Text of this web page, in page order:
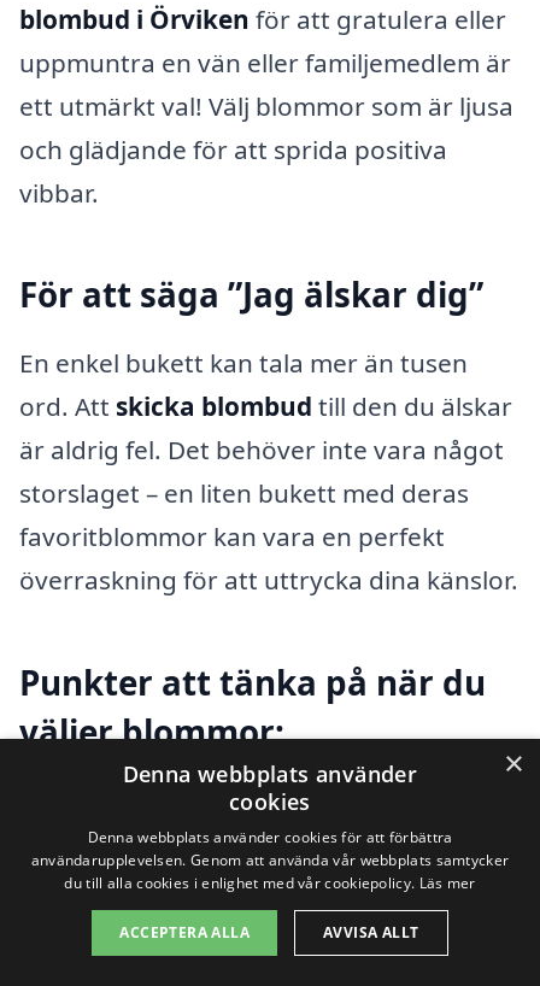
blombud i Örviken för att gratulera eller
uppmuntra en vän eller familjemedlem är
ett utmärkt val! Välj blommor som är ljusa
och glädjande för att sprida positiva
vibbar.
För att säga ”Jag älskar dig”
En enkel bukett kan tala mer än tusen
ord. Att skicka blombud till den du älskar
är aldrig fel. Det behöver inte vara något
storslaget – en liten bukett med deras
favoritblommor kan vara en perfekt
överraskning för att uttrycka dina känslor.
Punkter att tänka på när du
väljer blommor:
Välj blommor efter tillfälle – vissa
blommor passar bättre för vissa
händelser.
Ta hänsyn till mottagarens smak och
×
Denna webbplats använder
cookies
Denna webbplats använder cookies för att förbättra
användarupplevelsen. Genom att använda vår webbplats samtycker
du till alla cookies i enlighet med vår cookiepolicy. Läs mer
ACCEPTERA ALLA AVVISA ALLT